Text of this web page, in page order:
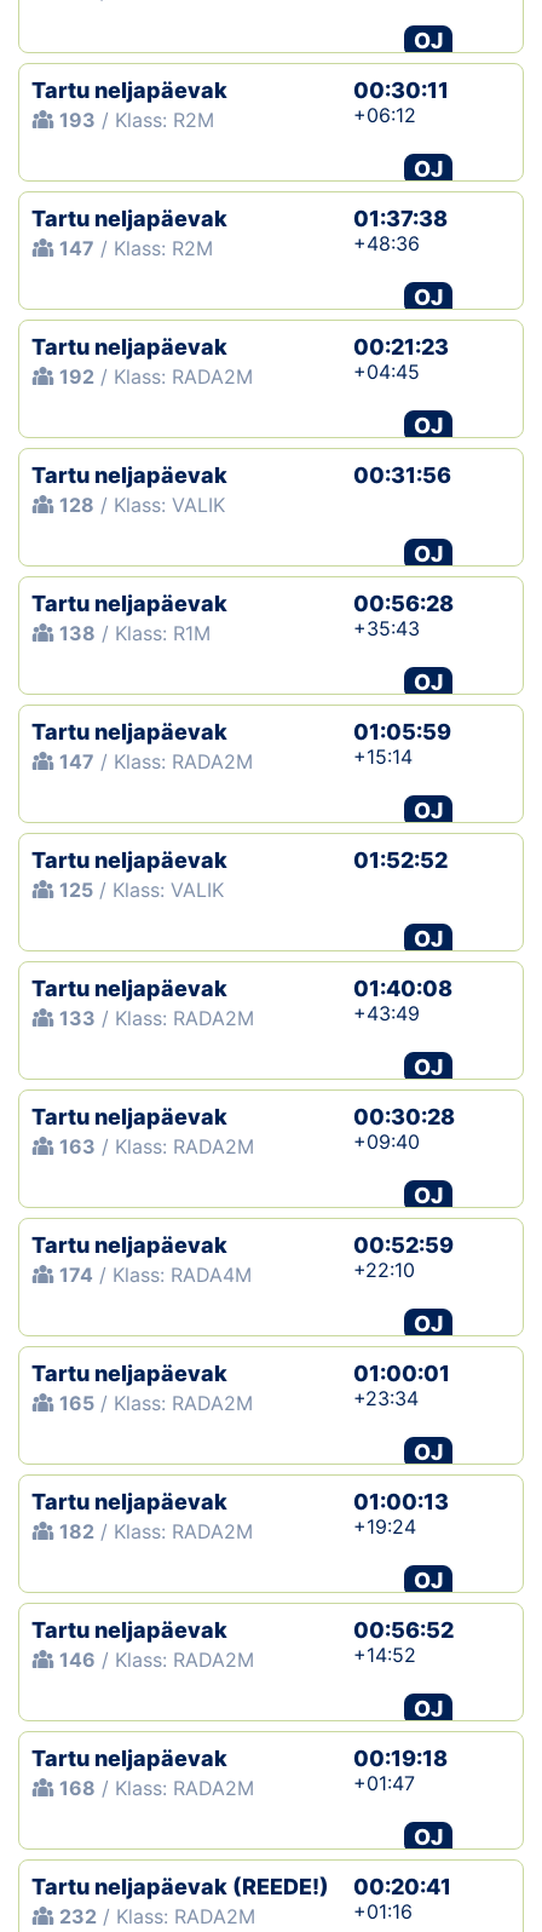
OJ
Tartu neljapäevak
193 / Klass: R2M
00:30:11
+06:12
OJ
Tartu neljapäevak
147 / Klass: R2M
01:37:38
+48:36
OJ
Tartu neljapäevak
192 / Klass: RADA2M
00:21:23
+04:45
OJ
Tartu neljapäevak
128 / Klass: VALIK
00:31:56
OJ
Tartu neljapäevak
138 / Klass: R1M
00:56:28
+35:43
OJ
Tartu neljapäevak
147 / Klass: RADA2M
01:05:59
+15:14
OJ
Tartu neljapäevak
125 / Klass: VALIK
01:52:52
OJ
Tartu neljapäevak
133 / Klass: RADA2M
01:40:08
+43:49
OJ
Tartu neljapäevak
163 / Klass: RADA2M
00:30:28
+09:40
OJ
Tartu neljapäevak
174 / Klass: RADA4M
00:52:59
+22:10
OJ
Tartu neljapäevak
165 / Klass: RADA2M
01:00:01
+23:34
OJ
Tartu neljapäevak
182 / Klass: RADA2M
01:00:13
+19:24
OJ
Tartu neljapäevak
146 / Klass: RADA2M
00:56:52
+14:52
OJ
Tartu neljapäevak
168 / Klass: RADA2M
00:19:18
+01:47
OJ
Tartu neljapäevak (REEDE!)
232 / Klass: RADA2M
00:20:41
+01:16